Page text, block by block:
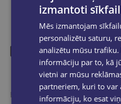
Līdzīgas
Ieskaties, varbūt noder
izmantoti
Mēs izmantojam
personalizētu saturu,
analizētu mūsu
informāciju par to, kā
vietni ar mūsu
partneriem, kuri to var
informāciju, ko esat